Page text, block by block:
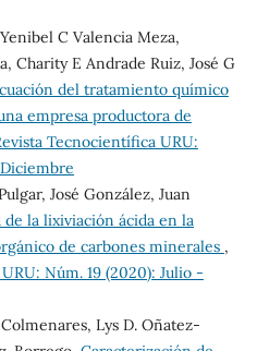
C Valencia Meza,
Charity E Andrade Ruiz, José G
del tratamiento químico
empresa productora de
Tecnocientífica URU:
José González, Juan
de la lixiviación ácida en la
de carbones minerales ,
Núm. 19 (2020): Julio -
Lys D. Oñatez-